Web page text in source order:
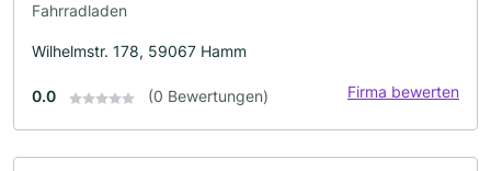
Fahrradladen
Wilhelmstr. 178, 59067 Hamm
0.0 (0 Bewertungen) Firma bewerten